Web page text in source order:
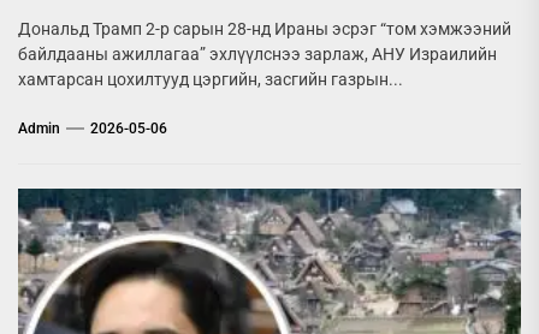
Дональд Трамп 2-р сарын 28-нд Ираны эсрэг “том хэмжээний
байлдааны ажиллагаа” эхлүүлснээ зарлаж, АНУ Израилийн
хамтарсан цохилтууд цэргийн, засгийн газрын...
Admin 2026-05-06